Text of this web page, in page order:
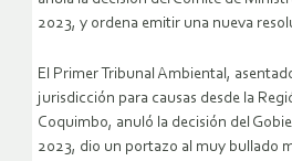
2023, y ordena emitir una nueva
El Primer Tribunal Ambiental,
jurisdicción para causas desde la
Coquimbo, anuló la decisión del
2023, dio un portazo al muy bullado